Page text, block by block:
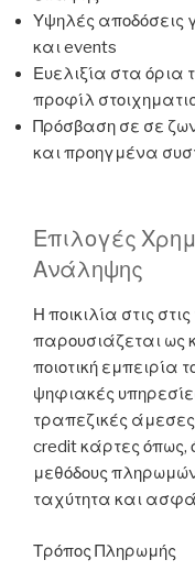
Υψηλές αποδόσεις
και events
Ευελιξία στα
προφίλ
Πρόσβαση σε σε
και προηγμένα
Επιλογές
Ανάληψης
Η ποικιλία στις
παρουσιάζεται ως
ποιοτική εμπειρία
ψηφιακές
τραπεζικές
credit κάρτες όπως,
μεθόδους
ταχύτητα και
Τρόπος Πληρωμής